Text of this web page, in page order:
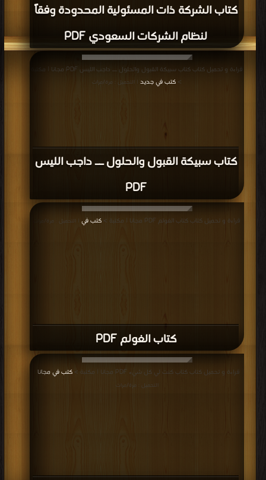
كتاب الشركة ذات المسئولية المحدودة وفقاً
لنظام الشركات السعودي PDF
كتاب سبيكة القبول والحلول ــ داجب الليس
PDF
قراءة و تحميل كتاب كتاب سبيكة القبول والحلول ــ داجب الليس PDF مجانا | مكتبة
> كتب في جديد | التحميل : مرة/مرات
كتاب الغولم PDF
قراءة و تحميل كتاب كتاب الغولم PDF مجانا | مكتبة > كتب في | التحميل : مرة/مرات
قراءة و تحميل كتاب كتاب كنت لي كل شيء PDF مجانا | مكتبة > كتب في مجانا
التحميل : مرة/مرات